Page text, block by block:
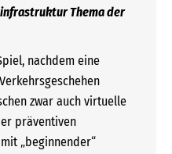
Thema der
nachdem eine
zwar auch virtuelle
präventiven
„beginnender“